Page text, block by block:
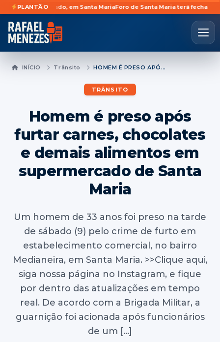
PLANTÃO
Machado, em Santa MariaForo de Santa Maria terá fechamento
INÍCIO Trânsito HOMEM É PRESO APÓS FURTAR CARNES, CHOCOLATES E DEMAIS ALIMENTOS EM SUPERMERCADO DE SANTA MARIA
TRÂNSITO
Homem é preso após
furtar carnes, chocolates
e demais alimentos em
supermercado de Santa
Maria
Um homem de 33 anos foi preso na tarde
de sábado (9) pelo crime de furto em
estabelecimento comercial, no bairro
Medianeira, em Santa Maria. >>Clique aqui,
siga nossa página no Instagram, e fique
por dentro das atualizações em tempo
real. De acordo com a Brigada Militar, a
guarnição foi acionada após funcionários
de um […]